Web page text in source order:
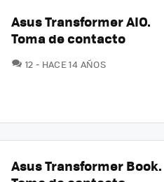
Asus Transformer AIO.
Toma de contacto
12 COMENTARIOS
HACE 14 AÑOS
Asus Transformer Book.